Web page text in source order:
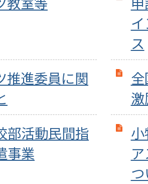
ス
推進委員に関
部活動民間指
事業